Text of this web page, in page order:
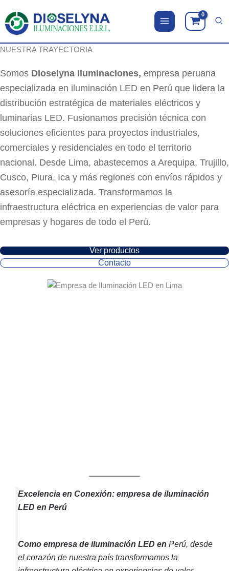
contenido
NUESTRA TRAYECTORIA
Somos Dioselyna Iluminaciones, empresa peruana
especializada en iluminación LED en Perú que lidera la
distribución estratégica de materiales eléctricos y
luminarias LED. Fusionamos precisión técnica con
soluciones eficientes para proyectos industriales,
comerciales y residenciales en todo el territorio
nacional. Desde Lima, abastecemos a Arequipa, Trujillo,
Cusco, Piura, Ica y más regiones con envíos rápidos y
asesoría especializada. Transformamos la
infraestructura eléctrica en experiencias de valor para
empresas y hogares de todo el Perú.
Ver productos
Contacto
Excelencia en Conexión: empresa de iluminación
LED en Perú
Como empresa de iluminación LED en Perú, desde
el corazón de nuestra país transformamos la